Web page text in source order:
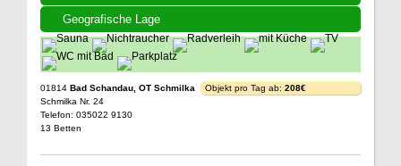
Geografische Lage
01814 Bad Schandau, OT Schmilka
Schmilka Nr. 24
Telefon: 035022 9130
13 Betten
Objekt pro Tag ab: 208€